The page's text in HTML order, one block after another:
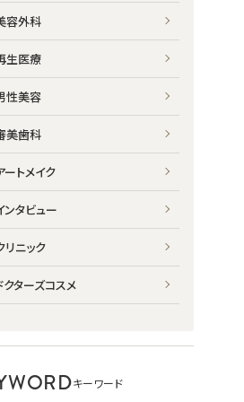
容外科
生医療
性美容
美歯科
ートメイク
ンタビュー
リニック
クターズコスメ
キーワード